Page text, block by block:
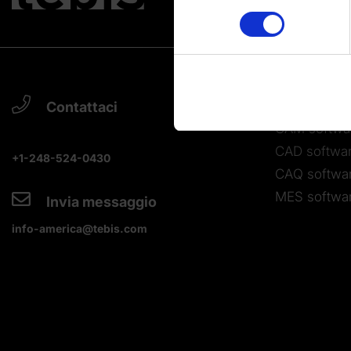
Find out more about how
Contattaci
+1-248-524-0430
Invia messaggio
info-america@tebis.com
CAM
CAD
CAQ
MES